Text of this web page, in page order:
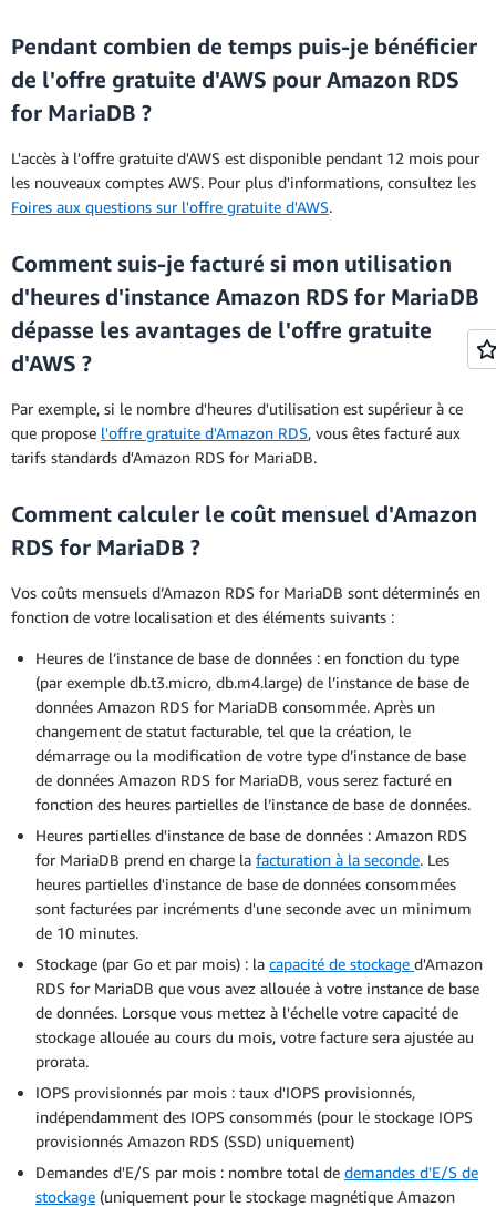
Pendant combien de temps puis-je bénéficier
de l'offre gratuite d'AWS pour Amazon RDS
for MariaDB ?
L'accès à l'offre gratuite d'AWS est disponible pendant 12 mois pour
les nouveaux comptes AWS. Pour plus d'informations, consultez les
Foires aux questions sur l'offre gratuite d'AWS.
Comment suis-je facturé si mon utilisation
d'heures d'instance Amazon RDS for MariaDB
dépasse les avantages de l'offre gratuite
d'AWS ?
Par exemple, si le nombre d'heures d'utilisation est supérieur à ce
que propose l'offre gratuite d'Amazon RDS, vous êtes facturé aux
tarifs standards d'Amazon RDS for MariaDB.
Comment calculer le coût mensuel d'Amazon
RDS for MariaDB ?
Vos coûts mensuels d’Amazon RDS for MariaDB sont déterminés en
fonction de votre localisation et des éléments suivants :
Heures de l’instance de base de données : en fonction du type
(par exemple db.t3.micro, db.m4.large) de l’instance de base de
données Amazon RDS for MariaDB consommée. Après un
changement de statut facturable, tel que la création, le
démarrage ou la modification de votre type d’instance de base
de données Amazon RDS for MariaDB, vous serez facturé en
fonction des heures partielles de l’instance de base de données.
Heures partielles d'instance de base de données : Amazon RDS
for MariaDB prend en charge la facturation à la seconde. Les
heures partielles d'instance de base de données consommées
sont facturées par incréments d'une seconde avec un minimum
de 10 minutes.
Stockage (par Go et par mois) : la capacité de stockage d'Amazon
RDS for MariaDB que vous avez allouée à votre instance de base
de données. Lorsque vous mettez à l'échelle votre capacité de
stockage allouée au cours du mois, votre facture sera ajustée au
prorata.
IOPS provisionnés par mois : taux d'IOPS provisionnés,
indépendamment des IOPS consommés (pour le stockage IOPS
provisionnés Amazon RDS (SSD) uniquement)
Demandes d'E/S par mois : nombre total de demandes d'E/S de
stockage (uniquement pour le stockage magnétique Amazon